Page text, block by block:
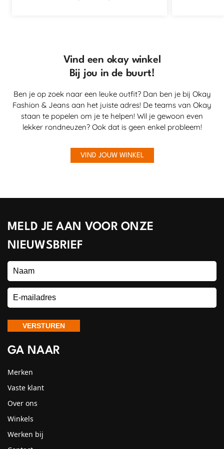
Vind een okay winkel
Bij jou in de buurt!
Ben je op zoek naar een leuke outfit? Dan ben je bij Okay
Fashion & Jeans aan het juiste adres! De teams van Okay
staan te popelen om je te helpen! Wil je gewoon even
lekker rondneuzen? Ook dat is geen enkel probleem!
VIND JOUW WINKEL
MELD JE AAN VOOR ONZE
NIEUWSBRIEF
GA NAAR
Merken
Vaste klant
Over ons
Winkels
Werken bij